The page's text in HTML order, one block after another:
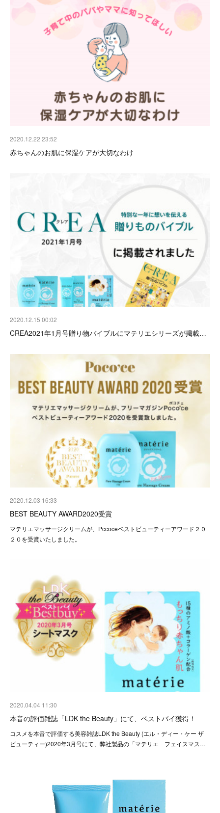
2020.12.22 23:52
赤ちゃんのお肌に保湿ケアが大切なわけ
2020.12.15 00:02
CREA2021年1月号贈り物バイブルにマテリエシリーズが掲載…
2020.12.03 16:33
BEST BEAUTY AWARD2020受賞
マテリエマッサージクリームが、Pccoceベストビューティーアワード２０
２０を受賞いたしました。
2020.04.04 11:30
本音の評価雑誌「LDK the Beauty」にて、ベストバイ獲得！
コスメを本音で評価する美容雑誌LDK the Beauty (エル・ディー・ケー ザ
ビューティー)2020年3月号にて、弊社製品の「マテリエ フェイスマス…